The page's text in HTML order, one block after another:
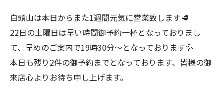
白頭山は本日からまた1週間元気に営業致します🥩
22日の土曜日は早い時間御予約一杯となっておりまし
て、早めのご案内で19時30分〜となっております💦
本日も残り2件の御予約までとなっております、皆様の御
来店心よりお待ち申し上げます。